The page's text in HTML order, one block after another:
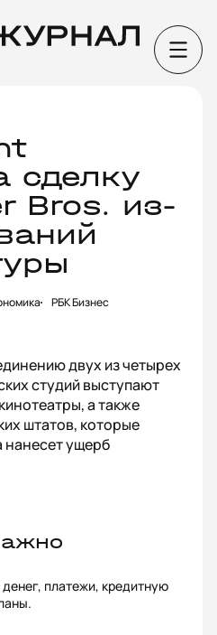
сделку
Bros. из-
РБК Бизнес
двух из четырех
студий выступают
а также
штатов, которые
нанесет ущерб
платежи, кредитную